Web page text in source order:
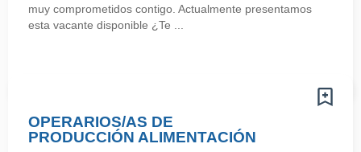
muy comprometidos contigo. Actualmente presentamos
esta vacante disponible ¿Te ...
OPERARIOS/AS DE
PRODUCCIÓN ALIMENTACIÓN